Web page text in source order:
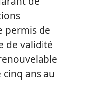
permis de
de validité
ans au